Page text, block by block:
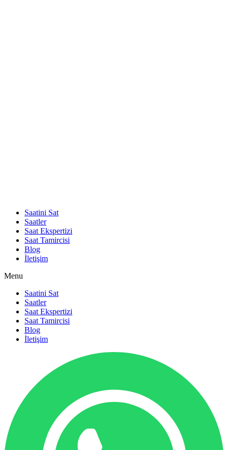
Saatini Sat
Saatler
Saat Ekspertizi
Saat Tamircisi
Blog
İletişim
Menu
Saatini Sat
Saatler
Saat Ekspertizi
Saat Tamircisi
Blog
İletişim